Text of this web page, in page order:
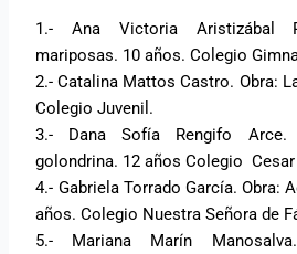
1.- Ana Victoria Aristizábal
mariposas. 10 años. Colegio
2.- Catalina Mattos Castro. Obra:
Colegio Juvenil.
3.- Dana Sofía Rengifo Arce.
golondrina. 12 años Colegio
4.- Gabriela Torrado García. Obra:
años. Colegio Nuestra Señora de
5.- Mariana Marín